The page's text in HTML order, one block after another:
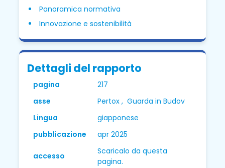
Panoramica normativa
Innovazione e sostenibilità
Dettagli del rapporto
pagina
217
asse
Pertox , Guarda in Budov
Lingua
giapponese
pubblicazione
apr 2025
accesso
Scaricalo da questa
pagina.